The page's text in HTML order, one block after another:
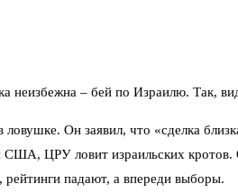
неизбежна – бей по Израилю. Так,
ловушке. Он заявил, что «сделка
США, ЦРУ ловит израильских кротов.
рейтинги падают, а впереди выборы.